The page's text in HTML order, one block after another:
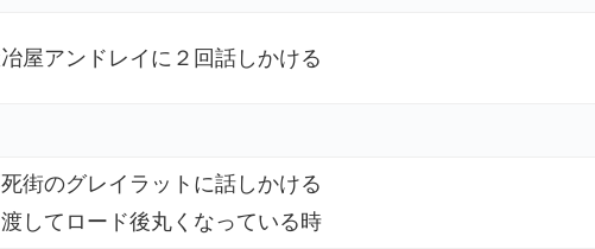
屋アンドレイに２回話しかける
街のグレイラットに話しかける
渡してロード後丸くなっている時